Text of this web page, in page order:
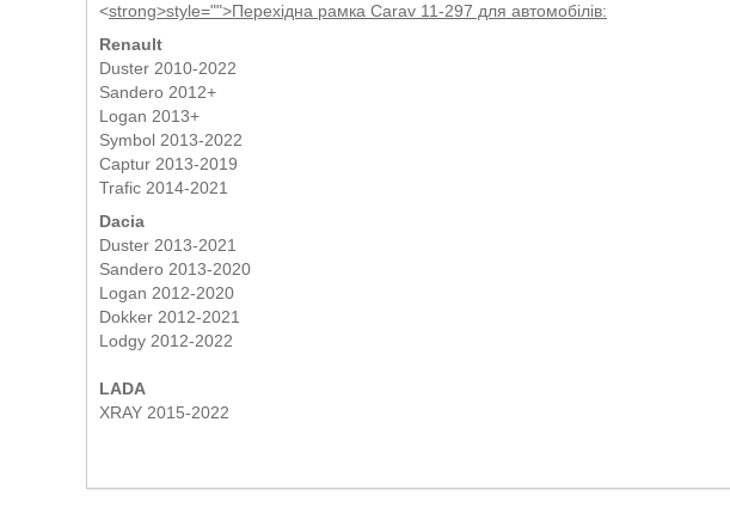
<strong>style="">Перехідна рамка Carav 11-297 для автомобілів:
Renault
Duster 2010-2022
Sandero 2012+
Logan 2013+
Symbol 2013-2022
Captur 2013-2019
Trafic 2014-2021
Dacia
Duster 2013-2021
Sandero 2013-2020
Logan 2012-2020
Dokker 2012-2021
Lodgy 2012-2022
LADA
XRAY 2015-2022